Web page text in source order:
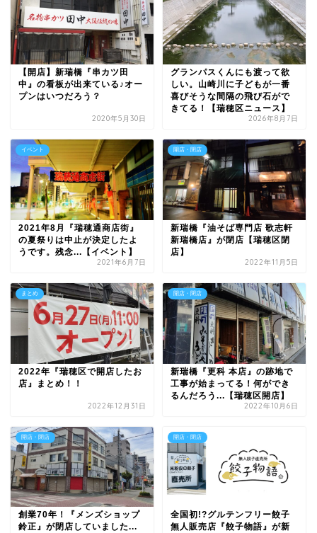
【開店】新瑞橋『串カツ田
中』の看板が出来ている♪オー
プンはいつだろう？
2020年5月30日
グランパスくんにも渡って欲
しい。山崎川に子どもが一番
喜びそうな間隔の飛び石がで
きてる！【瑞穂区ニュース】
2026年8月7日
イベント
2021年8月『瑞穂通商店街』
の夏祭りは中止が決定したよ
うです。残念...【イベント】
2021年6月7日
開店・閉店
新瑞橋『油そば専門店 歌志軒
新瑞橋店』が閉店【瑞穂区閉
店】
2022年11月5日
まとめ
2022年『瑞穂区で開店したお
店』まとめ！！
2022年12月31日
開店・閉店
新瑞橋『更科 本店』の跡地で
工事が始まってる！何ができ
るんだろう...【瑞穂区開店】
2022年10月6日
開店・閉店
創業70年！『メンズショップ
鈴正』が閉店していました...
開店・閉店
全国初!?グルテンフリー餃子
無人販売店『餃子物語』が新